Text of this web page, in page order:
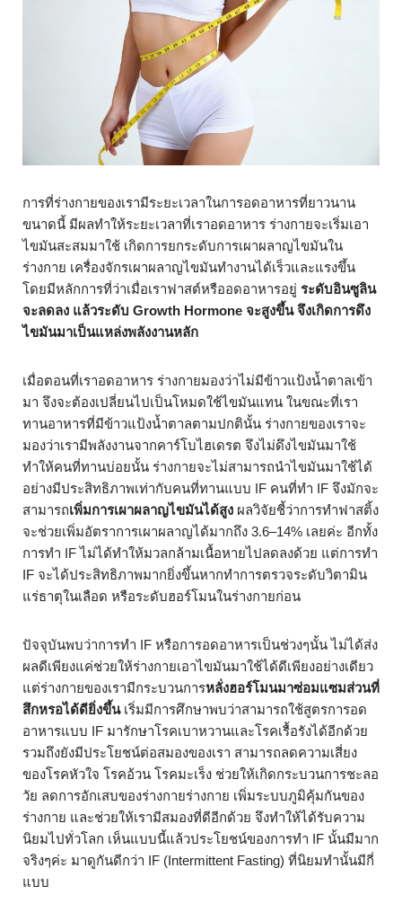
การที่ร่างกายของเรามีระยะเวลาในการอดอาหารที่ยาวนาน
ขนาดนี้ มีผลทำให้ระยะเวลาที่เราอดอาหาร ร่างกายจะเริ่มเอา
ไขมันสะสมมาใช้ เกิดการยกระดับการเผาผลาญไขมันใน
ร่างกาย เครื่องจักรเผาผลาญไขมันทำงานได้เร็วและแรงขึ้น
โดยมีหลักการที่ว่าเมื่อเราฟาสต์หรืออดอาหารอยู่ ระดับอินซูลิน
จะลดลง แล้วระดับ Growth Hormone จะสูงขึ้น จึงเกิดการดึง
ไขมันมาเป็นแหล่งพลังงานหลัก
เมื่อตอนที่เราอดอาหาร ร่างกายมองว่าไม่มีข้าวแป้งน้ำตาลเข้า
มา จึงจะต้องเปลี่ยนไปเป็นโหมดใช้ไขมันแทน ในขณะที่เรา
ทานอาหารที่มีข้าวแป้งน้ำตาลตามปกตินั้น ร่างกายของเราจะ
มองว่าเรามีพลังงานจากคาร์โบไฮเดรต จึงไม่ดึงไขมันมาใช้
ทำให้คนที่ทานบ่อยนั้น ร่างกายจะไม่สามารถนำไขมันมาใช้ได้
อย่างมีประสิทธิภาพเท่ากับคนที่ทานแบบ IF คนที่ทำ IF จึงมักจะ
สามารถเพิ่มการเผาผลาญไขมันได้สูง ผลวิจัยชี้ว่าการทำฟาสติ้ง
จะช่วยเพิ่มอัตราการเผาผลาญได้มากถึง 3.6–14% เลยค่ะ อีกทั้ง
การทำ IF ไม่ได้ทำให้มวลกล้ามเนื้อหายไปลดลงด้วย แต่การทำ
IF จะได้ประสิทธิภาพมากยิ่งขึ้นหากทำการตรวจระดับวิตามิน
แร่ธาตุในเลือด หรือระดับฮอร์โมนในร่างกายก่อน
ปัจจุบันพบว่าการทำ IF หรือการอดอาหารเป็นช่วงๆนั้น ไม่ได้ส่ง
ผลดีเพียงแค่ช่วยให้ร่างกายเอาไขมันมาใช้ได้ดีเพียงอย่างเดียว
แต่ร่างกายของเรามีกระบวนการหลั่งฮอร์โมนมาซ่อมแซมส่วนที่
สึกหรอได้ดียิ่งขึ้นเริ่มมีการศึกษาพบว่าสามารถใช้สูตรการอด
อาหารแบบ IF มารักษาโรคเบาหวานและโรคเรื้อรังได้อีกด้วย
รวมถึงยังมีประโยชน์ต่อสมองของเรา สามารถลดความเสี่ยง
ของโรคหัวใจ โรคอ้วน โรคมะเร็ง ช่วยให้เกิดกระบวนการชะลอ
วัย ลดการอักเสบของร่างกายร่างกาย เพิ่มระบบภูมิคุ้มกันของ
ร่างกาย และช่วยให้เรามีสมองที่ดีอีกด้วย จึงทำให้ได้รับความ
นิยมไปทั่วโลก เห็นแบบนี้แล้วประโยชน์ของการทำ IF นั้นมีมาก
จริงๆค่ะ มาดูกันดีกว่า IF (Intermittent Fasting) ที่นิยมทำนั้นมีกี่
แบบ